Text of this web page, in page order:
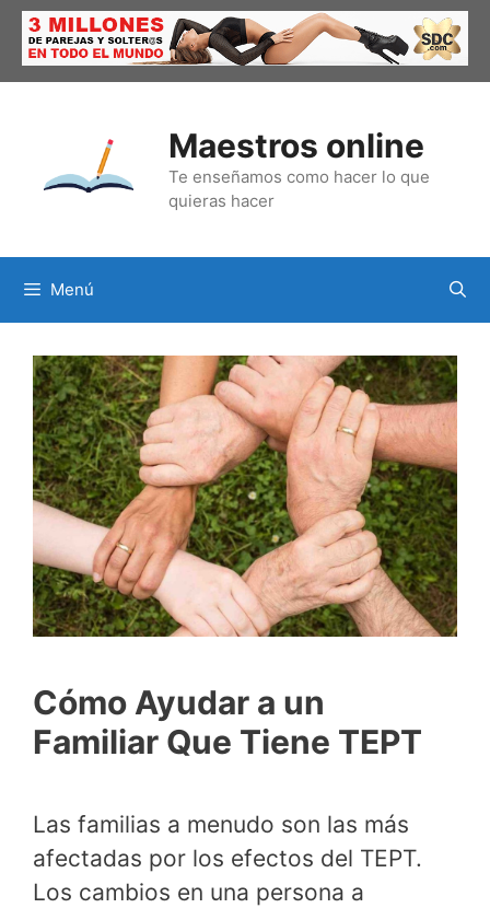
Saltar
contenido
Maestros online
Te enseñamos como hacer lo que
quieras hacer
Menú
Cómo Ayudar a un
Familiar Que Tiene TEPT
Las familias a menudo son las más
afectadas por los efectos del TEPT.
Los cambios en una persona a